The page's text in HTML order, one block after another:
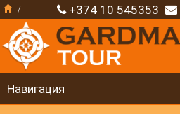
+374 10 545353
Навигация